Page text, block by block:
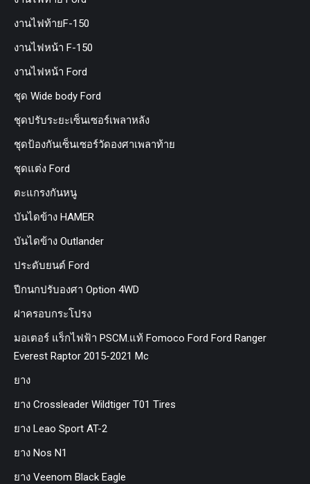
งานไฟท้ายF-150
งานไฟหน้า F-150
งานไฟหน้า Ford
ชุด Wide body Ford
ชุดปรับระยะเซ็นเซอร์เพลาหลัง
ชุดป้องกันเซ็นเซอร์วัดองศาเพลาท้าย
ชุดแต่ง Ford
ตะแกรงกันหนู
บันไดข้าง HAMER
บันไดข้าง Outlander
ประดับยนต์ Ford
ปีกนกปรับองศา Option 4WD
ฝาครอบกระโปรง
มอเตอร์ แร็กไฟฟ้า PSCM.แท้ Fomoco Ford Ford Ranger
Everest Raptor 2015-2021 Mc
ยาง
ยาง Crossleader Wildtiger T01 Tires
ยาง Leao Sport AT-2
ยาง Nos N1
ยาง Veenom Black Eagle